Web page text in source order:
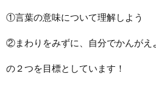
①言葉の意味について理解しよう
②まわりをみずに、自分でかんがえ
の２つを目標としています！